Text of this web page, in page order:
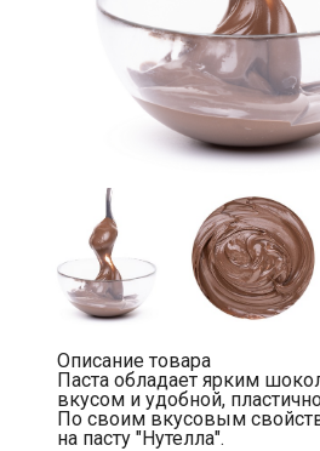
Описание товара
Паста обладает ярким
вкусом и удобной,
По своим вкусовым
на пасту "Нутелла".